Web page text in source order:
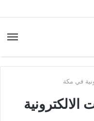
في مكة